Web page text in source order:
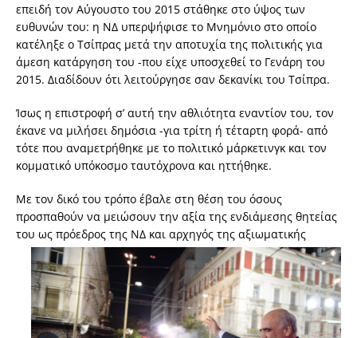
επειδή τον Αύγουστο του 2015 στάθηκε στο ύψος των
ευθυνών του: η ΝΔ υπερψήφισε το Μνημόνιο στο οποίο
κατέληξε ο Τσίπρας μετά την αποτυχία της πολιτικής για
άμεση κατάργηση του -που είχε υποσχεθεί το Γενάρη του
2015. Διαδίδουν ότι λειτούργησε σαν δεκανίκι του Τσίπρα.
Ίσως η επιστροφή σ’ αυτή την αθλιότητα εναντίον του, τον
έκανε να μιλήσει δημόσια -για τρίτη ή τέταρτη φορά- από
τότε που αναμετρήθηκε με το πολιτικό μάρκετινγκ και τον
κομματικό υπόκοσμο ταυτόχρονα και ηττήθηκε.
Με τον δικό του τρόπο έβαλε στη θέση του όσους
προσπαθούν να μειώσουν την αξία της ενδιάμεσης θητείας
του ως πρόεδρος της ΝΔ και αρχηγός της αξιωματικής